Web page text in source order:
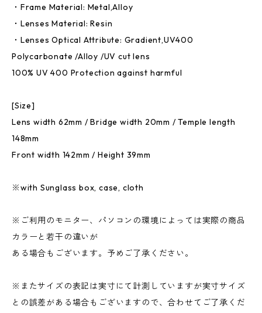
・Frame Material: Metal,Alloy
・Lenses Material: Resin
・Lenses Optical Attribute: Gradient,UV400
Polycarbonate /Alloy /UV cut lens
100% UV 400 Protection against harmful
[Size]
Lens width 62mm / Bridge width 20mm / Temple length
148mm
Front width 142mm / Height 39mm
※with Sunglass box, case, cloth
※ご利用のモニター、パソコンの環境によっては実際の商品
カラーと若干の違いが
ある場合もございます。予めご了承ください。
※またサイズの表記は実寸にて計測していますが実寸サイズ
との誤差がある場合もございますので、合わせてご了承くだ